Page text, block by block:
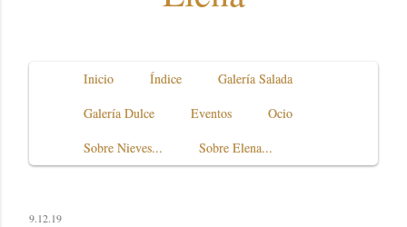
Inicio Índice
Galería Salada
Galería Dulce
Eventos
Ocio
Sobre Nieves...
Sobre Elena...
9.12.19